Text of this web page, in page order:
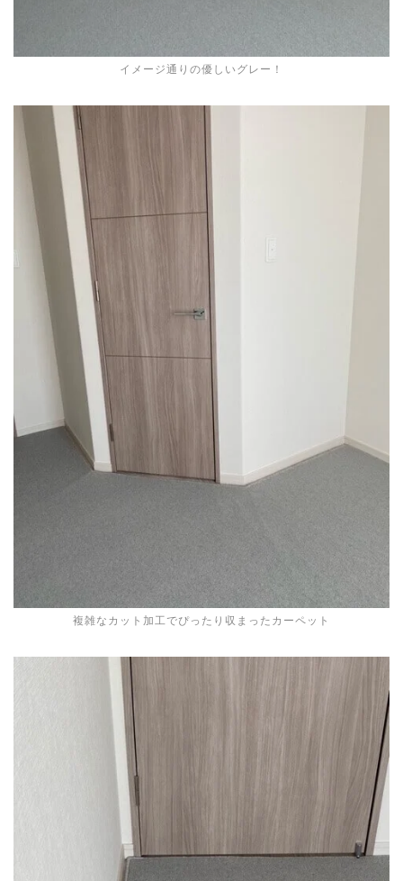
イメージ通りの優しいグレー！
複雑なカット加工でぴったり収まったカーペット